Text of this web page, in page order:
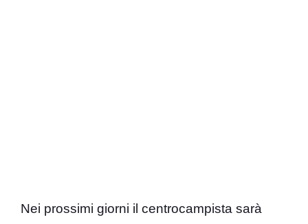
Nei prossimi giorni il centrocampista sarà